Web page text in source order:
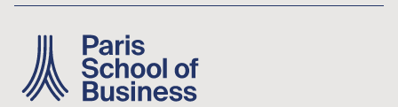
Image